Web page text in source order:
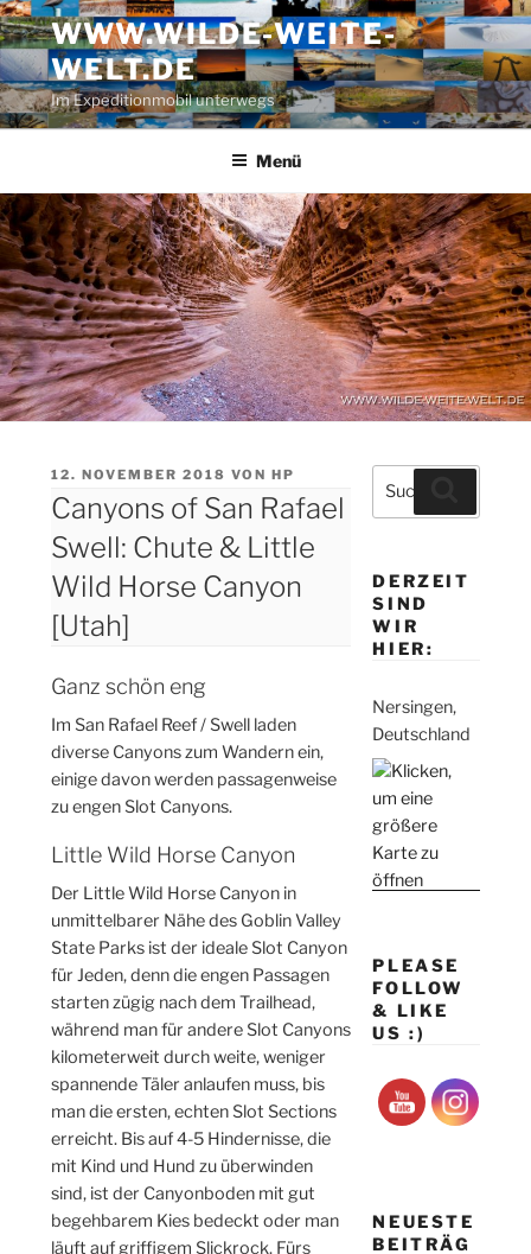
Zum
Inhalt
springen
WWW.WILDE-WEITE-
WELT.DE
Im Expeditionmobil unterwegs
Menü
VERÖFFENTLICHT
12. NOVEMBER 2018 VONHP
Canyons of San Rafael
Swell: Chute & Little
Wild Horse Canyon
[Utah]
Ganz schön eng
Im San Rafael Reef / Swell laden
diverse Canyons zum Wandern ein,
einige davon werden passagenweise
zu engen Slot Canyons.
Little Wild Horse Canyon
Der Little Wild Horse Canyon in
unmittelbarer Nähe des Goblin Valley
State Parks ist der ideale Slot Canyon
für Jeden, denn die engen Passagen
starten zügig nach dem Trailhead,
während man für andere Slot Canyons
kilometerweit durch weite, weniger
spannende Täler anlaufen muss, bis
man die ersten, echten Slot Sections
erreicht. Bis auf 4-5 Hindernisse, die
mit Kind und Hund zu überwinden
sind, ist der Canyonboden mit gut
begehbarem Kies bedeckt oder man
läuft auf griffigem Slickrock. Fürs
Suche
nach:
DERZEIT
SIND
WIR
HIER:
Nersingen,
Deutschland
PLEASE
FOLLOW
& LIKE
US :)
NEUESTE
BEITRÄG